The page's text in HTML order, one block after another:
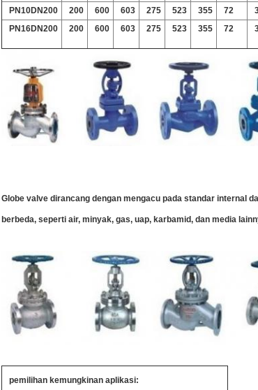
PN10DN200
200 600 603 275 523 355 72
PN16DN200
200 600 603 275 523 355 72
Globe valve dirancang dengan mengacu pada standar internal
berbeda, seperti air, minyak, gas, uap, karbamid, dan media
pemilihan kemungkinan aplikasi: